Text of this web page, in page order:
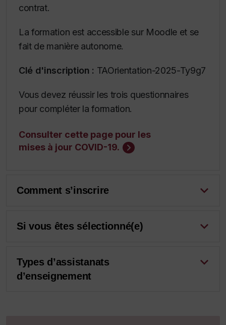
contrat.
La formation est accessible sur Moodle et se
fait de manière autonome.
Clé d'inscription : TAOrientation-2025-Ty9g7
Vous devez réussir les trois questionnaires
pour compléter la formation.
Consulter cette page pour les
mises à jour COVID-19.
Comment s’inscrire
Si vous êtes sélectionné(e)
Types d’assistanats
d’enseignement